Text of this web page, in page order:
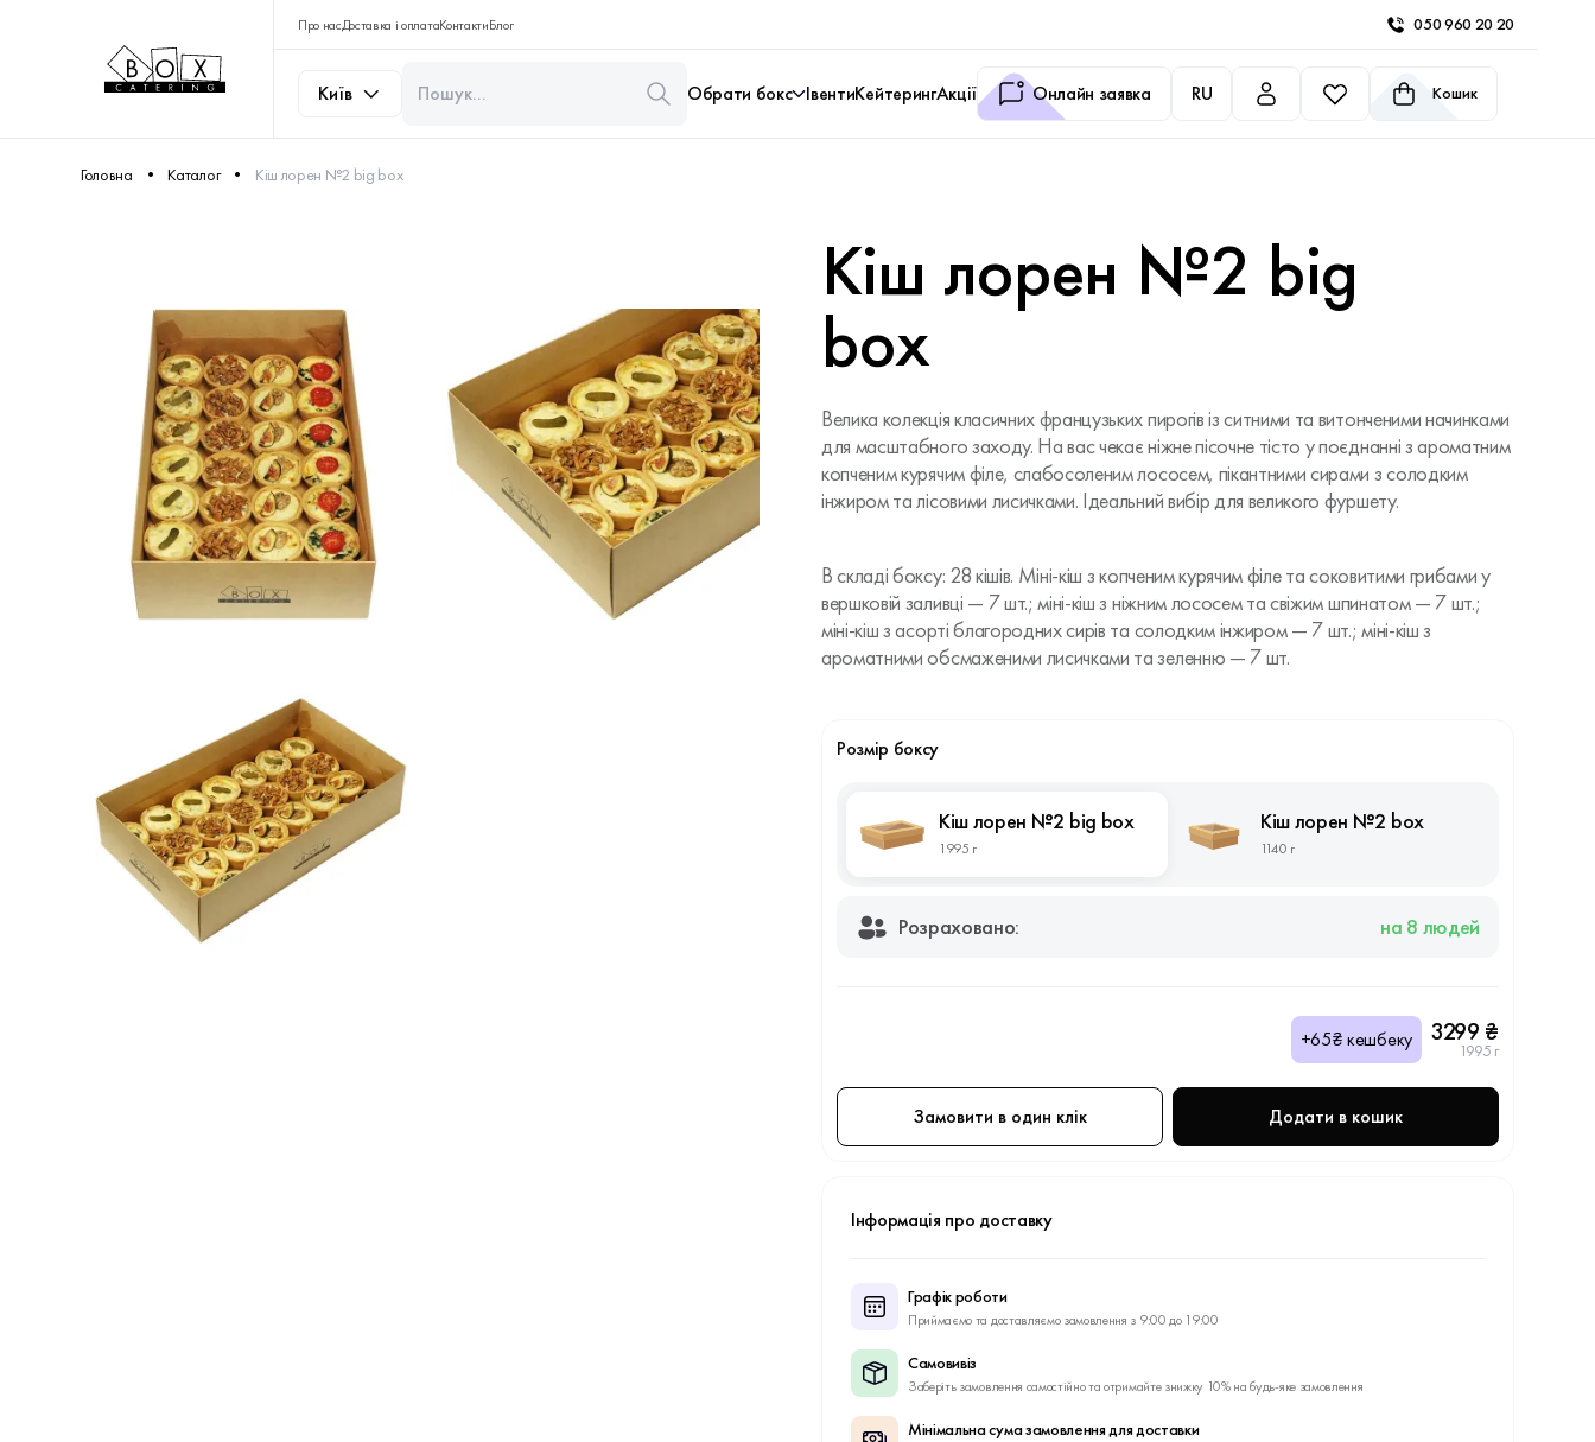
Про насДоставка і оплатаКонтактиБлог 050 960 20 20
Київ Обрати бокс ІвентиКейтерингАкції Онлайн заявка RU Кошик
Головна Каталог Кіш лорен №2 big box
Кіш лорен №2 big
box
Велика колекція класичних французьких пирогів із ситними та витонченими начинками
для масштабного заходу. На вас чекає ніжне пісочне тісто у поєднанні з ароматним
копченим курячим філе, слабосоленим лососем, пікантними сирами з солодким
інжиром та лісовими лисичками. Ідеальний вибір для великого фуршету.
В складі боксу: 28 кішів. Міні-кіш з копченим курячим філе та соковитими грибами у
вершковій заливці — 7 шт.; міні-кіш з ніжним лососем та свіжим шпинатом — 7 шт.;
міні-кіш з асорті благородних сирів та солодким інжиром — 7 шт.; міні-кіш з
ароматними обсмаженими лисичками та зеленню — 7 шт.
Розмір боксу
Кіш лорен №2 big box
1995 г
Кіш лорен №2 box
1140 г
Розраховано: на 8 людей
+65₴ кешбеку 3299 ₴
1995 г
Замовити в один клік Додати в кошик
Інформація про доставку
Графік роботи
Приймаємо та доставляємо замовлення з 9:00 до 19:00
Самовивіз
Заберіть замовлення самостійно та отримайте знижку 10% на будь-яке замовлення
Мінімальна сума замовлення для доставки